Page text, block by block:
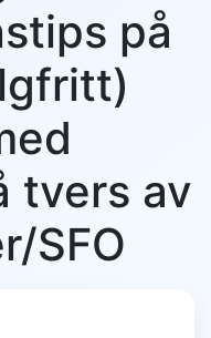
på
tvers av
SFO